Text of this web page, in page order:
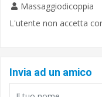
Massaggiodicoppia
L'utente non accetta
Invia ad un amico